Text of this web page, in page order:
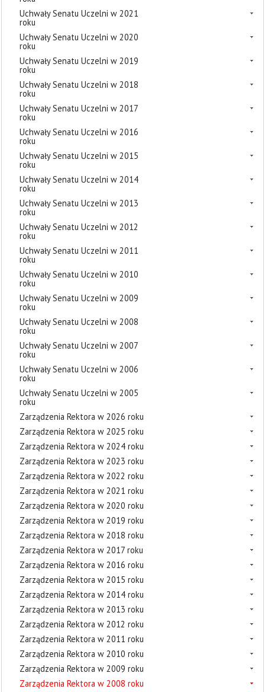
Uchwały Senatu Uczelni w 2021
roku
Uchwały Senatu Uczelni w 2020
roku
Uchwały Senatu Uczelni w 2019
roku
Uchwały Senatu Uczelni w 2018
roku
Uchwały Senatu Uczelni w 2017
roku
Uchwały Senatu Uczelni w 2016
roku
Uchwały Senatu Uczelni w 2015
roku
Uchwały Senatu Uczelni w 2014
roku
Uchwały Senatu Uczelni w 2013
roku
Uchwały Senatu Uczelni w 2012
roku
Uchwały Senatu Uczelni w 2011
roku
Uchwały Senatu Uczelni w 2010
roku
Uchwały Senatu Uczelni w 2009
roku
Uchwały Senatu Uczelni w 2008
roku
Uchwały Senatu Uczelni w 2007
roku
Uchwały Senatu Uczelni w 2006
roku
Uchwały Senatu Uczelni w 2005
roku
Zarządzenia Rektora w 2026 roku
Zarządzenia Rektora w 2025 roku
Zarządzenia Rektora w 2024 roku
Zarządzenia Rektora w 2023 roku
Zarządzenia Rektora w 2022 roku
Zarządzenia Rektora w 2021 roku
Zarządzenia Rektora w 2020 roku
Zarządzenia Rektora w 2019 roku
Zarządzenia Rektora w 2018 roku
Zarządzenia Rektora w 2017 roku
Zarządzenia Rektora w 2016 roku
Zarządzenia Rektora w 2015 roku
Zarządzenia Rektora w 2014 roku
Zarządzenia Rektora w 2013 roku
Zarządzenia Rektora w 2012 roku
Zarządzenia Rektora w 2011 roku
Zarządzenia Rektora w 2010 roku
Zarządzenia Rektora w 2009 roku
Zarządzenia Rektora w 2008 roku